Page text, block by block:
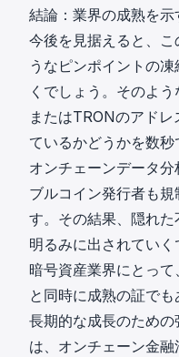
結論：業界の成熟を示
今後を見据えると、
うなピンポイントの
くでしょう。そのよう
またはTRONのアド
ているかどうかを数秒
オンチェーンデータ
ブルコイン発行者も
す。その結果、隠れ
明るみに出されていく
暗号資産業界にとっ
と同時に成熟の証で
長期的な成長のため
は、オンチェーン金